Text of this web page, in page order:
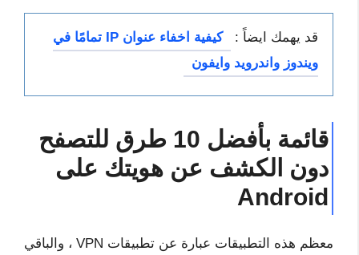
قد يهمك ايضاً :
كيفية اخفاء عنوان IP تمامًا في
ويندوز واندرويد وايفون
قائمة بأفضل 10 طرق للتصفح
دون الكشف عن هويتك على
Android
معظم هذه التطبيقات عبارة عن تطبيقات VPN ، والباقي